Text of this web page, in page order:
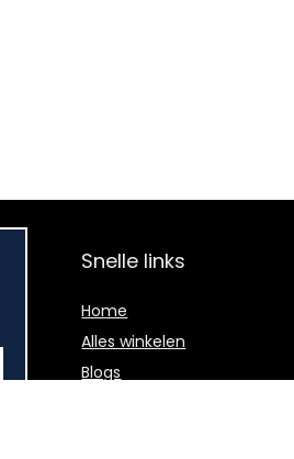
Snelle links
Home
Alles winkelen
Blogs